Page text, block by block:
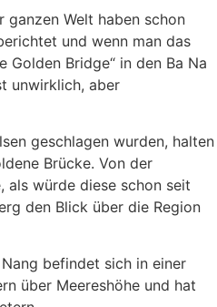
ganzen Welt haben schon
und wenn man das
Golden Bridge“ in den Ba Na
unwirklich, aber
geschlagen wurden, halten
Brücke. Von der
als würde diese schon seit
den Blick über die Region
befindet sich in einer
über Meereshöhe und hat